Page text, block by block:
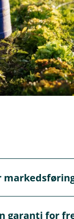
garanti for